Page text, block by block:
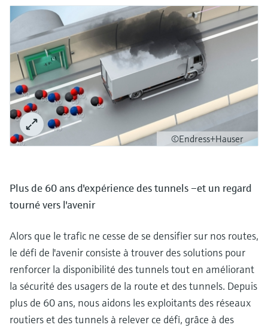
©Endress+Hauser
Plus de 60 ans d'expérience des tunnels –et un regard
tourné vers l'avenir
Alors que le trafic ne cesse de se densifier sur nos routes,
le défi de l'avenir consiste à trouver des solutions pour
renforcer la disponibilité des tunnels tout en améliorant
la sécurité des usagers de la route et des tunnels. Depuis
plus de 60 ans, nous aidons les exploitants des réseaux
routiers et des tunnels à relever ce défi, grâce à des